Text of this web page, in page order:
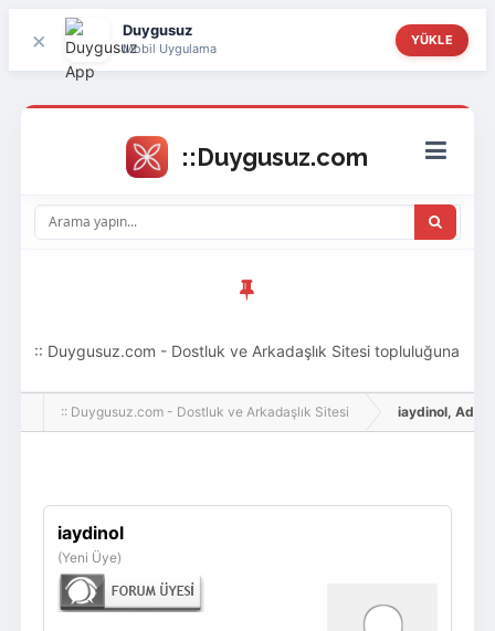
× Duygusuz
Mobil Uygulama
YÜKLE
:: Duygusuz.com - Dostluk ve Arkadaşlık Sitesi topluluğuna
hoş geldin ziyaretçi! Aramıza katılmak istersen kayıt
:: Duygusuz.com - Dostluk ve Arkadaşlık Sitesi iaydinol, Adlı
iaydinol
(Yeni Üye)